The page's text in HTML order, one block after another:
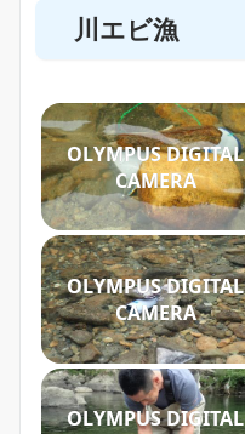
川エビ漁
OLYMPUS DIGITAL
CAMERA
OLYMPUS DIGITAL
CAMERA
OLYMPUS DIGITAL